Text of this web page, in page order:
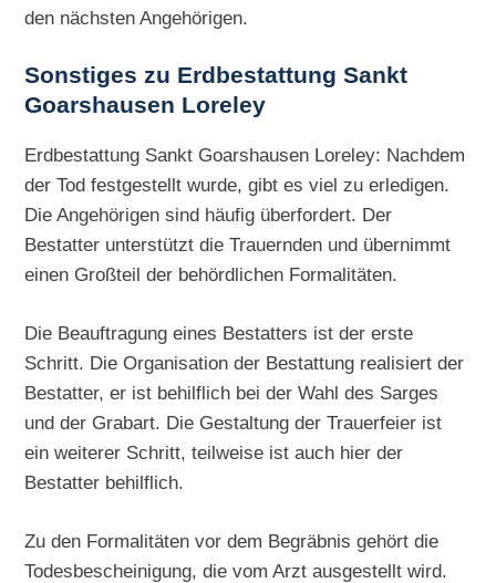
den nächsten Angehörigen.
Sonstiges zu Erdbestattung Sankt
Goarshausen Loreley
Erdbestattung Sankt Goarshausen Loreley: Nachdem
der Tod festgestellt wurde, gibt es viel zu erledigen.
Die Angehörigen sind häufig überfordert. Der
Bestatter unterstützt die Trauernden und übernimmt
einen Großteil der behördlichen Formalitäten.
Die Beauftragung eines Bestatters ist der erste
Schritt. Die Organisation der Bestattung realisiert der
Bestatter, er ist behilflich bei der Wahl des Sarges
und der Grabart. Die Gestaltung der Trauerfeier ist
ein weiterer Schritt, teilweise ist auch hier der
Bestatter behilflich.
Zu den Formalitäten vor dem Begräbnis gehört die
Todesbescheinigung, die vom Arzt ausgestellt wird.